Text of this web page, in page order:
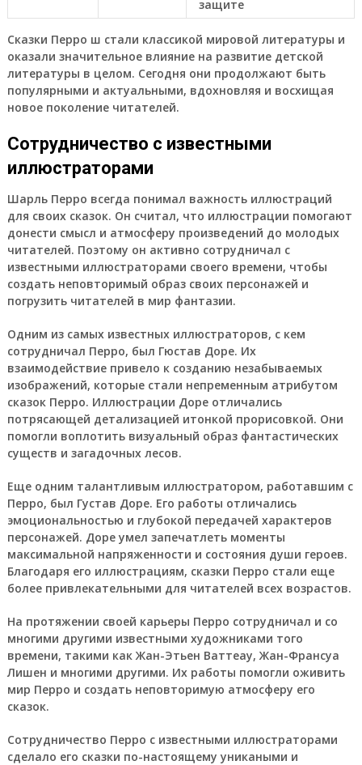
защите
Сказки Перро ш стали классикой мировой литературы и
оказали значительное влияние на развитие детской
литературы в целом. Сегодня они продолжают быть
популярными и актуальными, вдохновляя и восхищая
новое поколение читателей.
Сотрудничество с известными
иллюстраторами
Шарль Перро всегда понимал важность иллюстраций
для своих сказок. Он считал, что иллюстрации помогают
донести смысл и атмосферу произведений до молодых
читателей. Поэтому он активно сотрудничал с
известными иллюстраторами своего времени, чтобы
создать неповторимый образ своих персонажей и
погрузить читателей в мир фантазии.
Одним из самых известных иллюстраторов, с кем
сотрудничал Перро, был Гюстав Доре. Их
взаимодействие привело к созданию незабываемых
изображений, которые стали непременным атрибутом
сказок Перро. Иллюстрации Доре отличались
потрясающей детализацией итонкой прорисовкой. Они
помогли воплотить визуальный образ фантастических
существ и загадочных лесов.
Еще одним талантливым иллюстратором, работавшим с
Перро, был Густав Доре. Его работы отличались
эмоциональностью и глубокой передачей характеров
персонажей. Доре умел запечатлеть моменты
максимальной напряженности и состояния души героев.
Благодаря его иллюстрациям, сказки Перро стали еще
более привлекательными для читателей всех возрастов.
На протяжении своей карьеры Перро сотрудничал и со
многими другими известными художниками того
времени, такими как Жан-Этьен Ваттеау, Жан-Франсуа
Лишен и многими другими. Их работы помогли оживить
мир Перро и создать неповторимую атмосферу его
сказок.
Сотрудничество Перро с известными иллюстраторами
сделало его сказки по-настоящему уникаными и